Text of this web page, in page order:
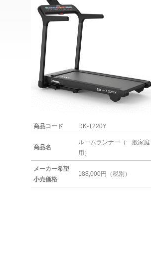
商品コード DK-T220Y
商品名
ルームランナー（一般家庭
用）
メーカー希望
小売価格
188,000円（税別）